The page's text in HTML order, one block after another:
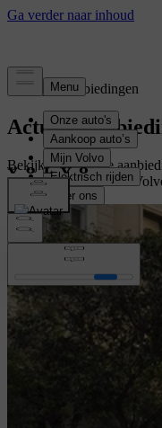
Tijdelijke aanbiedingen
Actuele
Bekijk de tijdelijke
maat voor uw nieuwe